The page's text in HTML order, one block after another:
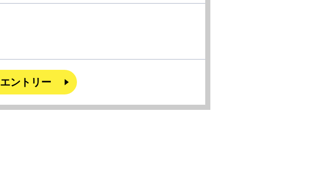
エントリー